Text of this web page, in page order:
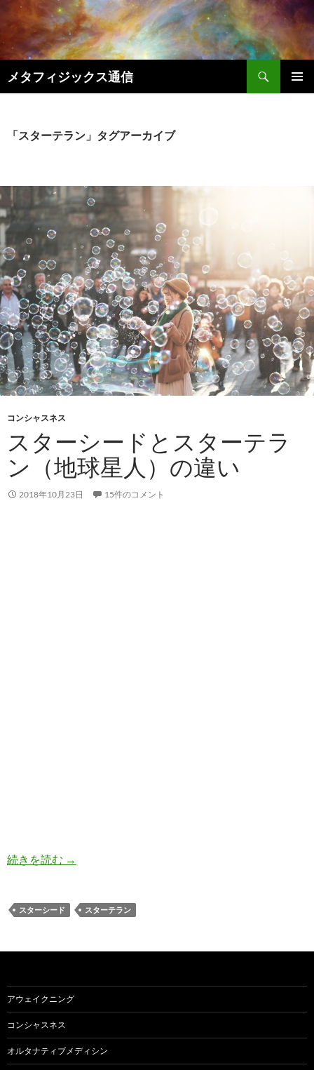
テ
ン
へ
メタフィジックス通信
索
「スターテラン」タグアーカイブ
コンシャスネス
スターシードとスターテラ
ン（地球星人）の違い
2018年10月23日 15件のコメント
続きを読む スターシードとスターテラン（地球星人）の違い
→
スターシード スターテラン
アウェイクニング
コンシャスネス
オルタナティブメディシン